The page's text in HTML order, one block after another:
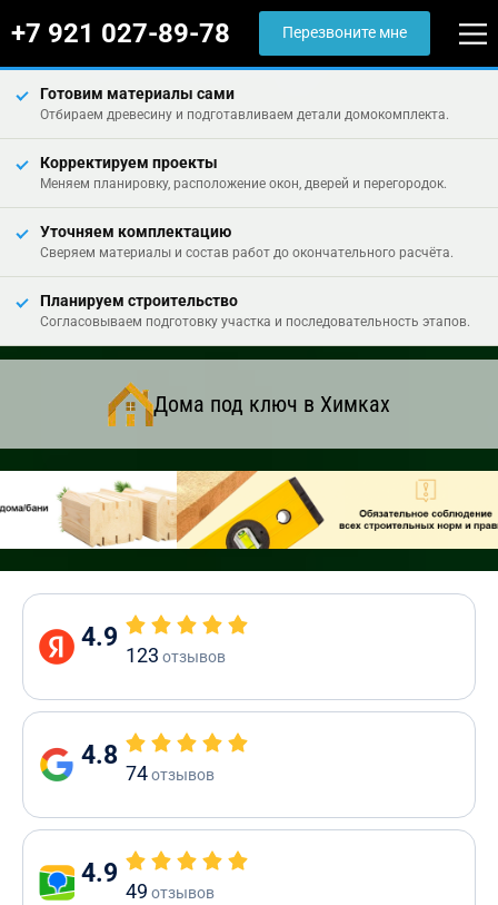
+7 921 027-89-78 Перезвоните мне
Готовим материалы сами
Отбираем древесину и подготавливаем детали домокомплекта.
Корректируем проекты
Меняем планировку, расположение окон, дверей и перегородок.
Уточняем комплектацию
Сверяем материалы и состав работ до окончательного расчёта.
Планируем строительство
Согласовываем подготовку участка и последовательность этапов.
Дома под ключ в Химках
4.9
123 отзывов
4.8
74отзывов
4.9
49 отзывов